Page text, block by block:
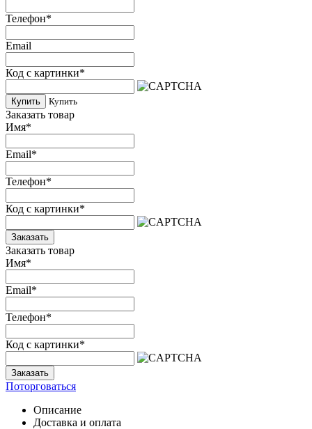
Телефон*
Email
Код с картинки*
Купить Купить
Заказать товар
Имя*
Email*
Телефон*
Код с картинки*
Заказать
Заказать товар
Имя*
Email*
Телефон*
Код с картинки*
Заказать
Поторговаться
Описание
Доставка и оплата